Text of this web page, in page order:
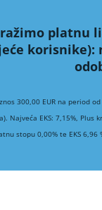
platnu
korisnike):
300,00 EUR na period
Najveća EKS: 7,15%,
stopu 0,00% te EKS